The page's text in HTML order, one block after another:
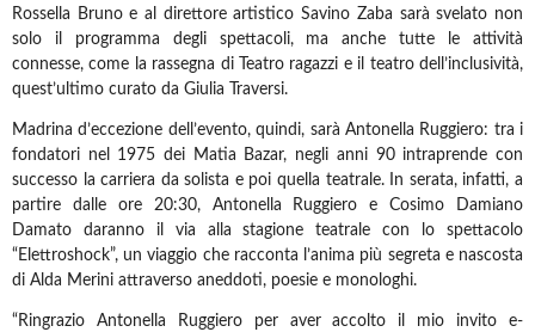
Rossella Bruno e al direttore artistico Savino Zaba sarà svelato non
solo il programma degli spettacoli, ma anche tutte le attività
connesse, come la rassegna di Teatro ragazzi e il teatro dell’inclusività,
quest’ultimo curato da Giulia Traversi.
Madrina d’eccezione dell’evento, quindi, sarà Antonella Ruggiero: tra i
fondatori nel 1975 dei Matia Bazar, negli anni 90 intraprende con
successo la carriera da solista e poi quella teatrale. In serata, infatti, a
partire dalle ore 20:30, Antonella Ruggiero e Cosimo Damiano
Damato daranno il via alla stagione teatrale con lo spettacolo
“Elettroshock”, un viaggio che racconta l’anima più segreta e nascosta
di Alda Merini attraverso aneddoti, poesie e monologhi.
“Ringrazio Antonella Ruggiero per aver accolto il mio invito e-